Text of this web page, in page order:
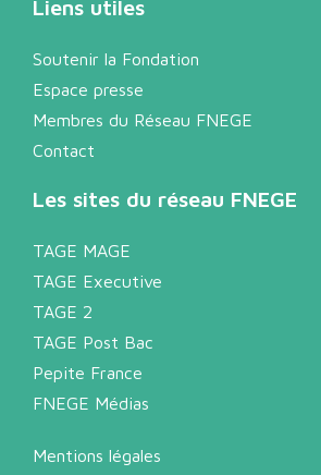
Liens utiles
Soutenir la Fondation
Espace presse
Membres du Réseau FNEGE
Contact
Les sites du réseau FNEGE
TAGE MAGE
TAGE Executive
TAGE 2
TAGE Post Bac
Pepite France
FNEGE Médias
Mentions légales